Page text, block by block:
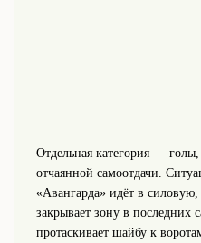
Отдельная категория —
отчаянной самоотдачи.
«Авангарда» идёт в силовую,
закрывает зону в последних
протаскивает шайбу к